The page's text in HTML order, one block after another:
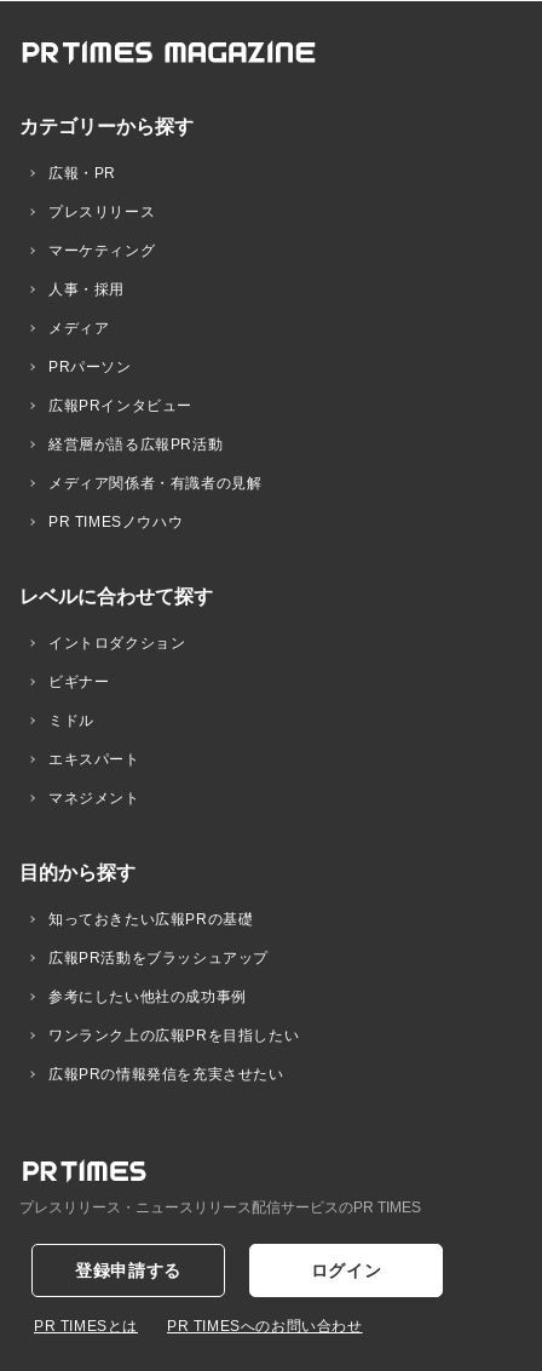
カテゴリーから探す
広報・PR
プレスリリース
マーケティング
人事・採用
メディア
PRパーソン
広報PRインタビュー
経営層が語る広報PR活動
メディア関係者・有識者の見解
PR TIMESノウハウ
レベルに合わせて探す
イントロダクション
ビギナー
ミドル
エキスパート
マネジメント
目的から探す
知っておきたい広報PRの基礎
広報PR活動をブラッシュアップ
参考にしたい他社の成功事例
ワンランク上の広報PRを目指したい
広報PRの情報発信を充実させたい
プレスリリース・ニュースリリース配信サービスのPR TIMES
登録申請する ログイン
PR TIMESとは PR TIMESへのお問い合わせ